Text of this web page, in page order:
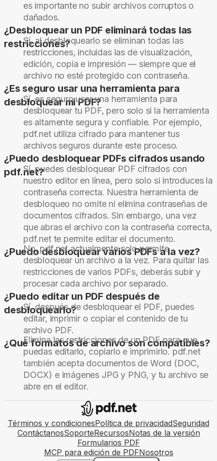
es importante no subir archivos corruptos o
dañados.
¿Desbloquear un PDF eliminará todas las
restricciones?
Sí, al desbloquearlo se eliminan todas las
restricciones, incluidas las de visualización,
edición, copia e impresión — siempre que el
archivo no esté protegido con contraseña.
¿Es seguro usar una herramienta para
desbloquear mi PDF?
Sí, es seguro usar una herramienta para
desbloquear tu PDF, pero solo si la herramienta
es altamente segura y confiable. Por ejemplo,
pdf.net utiliza cifrado para mantener tus
archivos seguros durante este proceso.
¿Puedo desbloquear PDFs cifrados usando
pdf.net?Sí, puedes desbloquear PDF cifrados con
nuestro editor en línea, pero solo si introduces la
contraseña correcta. Nuestra herramienta de
desbloqueo no omite ni elimina contraseñas de
documentos cifrados. Sin embargo, una vez
que abras el archivo con la contraseña correcta,
pdf.net te permite editar el documento.
¿Puedo desbloquear varios PDFs a la vez?
No, pdf.net actualmente solo permite
desbloquear un archivo a la vez. Para quitar las
restricciones de varios PDFs, deberás subir y
procesar cada archivo por separado.
¿Puedo editar un PDF después de
desbloquearlo?
Sí, después de desbloquear el PDF, puedes
editar, imprimir o copiar el contenido de tu
archivo PDF.
¿Qué formatos de archivo son compatibles?
Elimina las restricciones de un PDF para que
puedas editarlo, copiarlo e imprimirlo. pdf.net
también acepta documentos de Word (DOC,
DOCX) e imágenes JPG y PNG, y tu archivo se
abre en el editor.
Términos y condicionesPolítica de privacidadSeguridad
ContáctanosSoporteRecursosNotas de la versión
Formularios PDF
MCP para edición de PDFNosotros